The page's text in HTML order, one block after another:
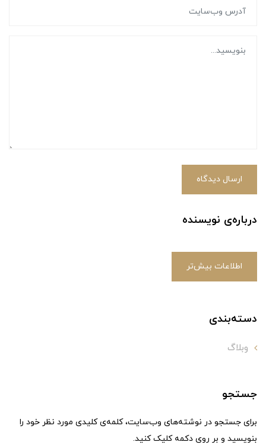
ارسال دیدگاه
درباره‌ی نویسنده
اطلاعات بیش‌تر
دسته‌بندی
وبلاگ
جستجو
برای جستجو در نوشته‌های وب‌سایت، کلمه‌ی کلیدی مورد نظر خود را
بنویسید و بر روی دکمه کلیک کنید.